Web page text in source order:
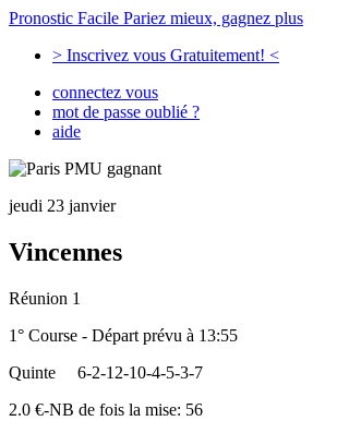
Pronostic Facile Pariez mieux, gagnez plus
> Inscrivez vous Gratuitement! <
connectez vous
mot de passe oublié ?
aide
jeudi 23 janvier
Vincennes
Réunion 1
1° Course - Départ prévu à 13:55
Quinte
6-2-12-10-4-5-3-7
2.0 €-NB de fois la mise: 56